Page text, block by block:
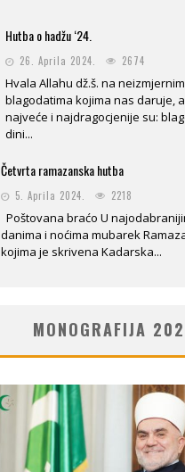
Hutba o hadžu ‘24.
26. Aprila 2024. 2674
Hvala Allahu dž.š. na neizmjernim
blagodatima kojima nas daruje, a
najveće i najdragocjenije su:
dini...
Četvrta ramazanska hutba
5. Aprila 2024. 2218
Poštovana braćo U
danima i noćima mubarek
kojima je skrivena Kadarska...
MONOGRAFIJA